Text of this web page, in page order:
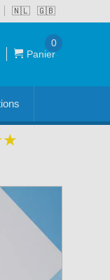
🇳🇱 🇬🇧
Panier
0